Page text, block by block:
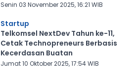
Senin 03 November 2025, 16:21 WIB
Startup
Telkomsel NextDev Tahun ke-11,
Cetak Technopreneurs Berbasis
Kecerdasan Buatan
Jumat 10 Oktober 2025, 17:54 WIB